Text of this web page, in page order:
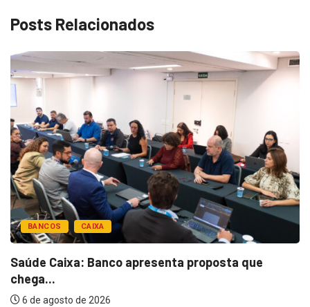
Posts Relacionados
BANCOS CAIXA
Saúde Caixa: Banco apresenta proposta que
chega...
6 de agosto de 2026